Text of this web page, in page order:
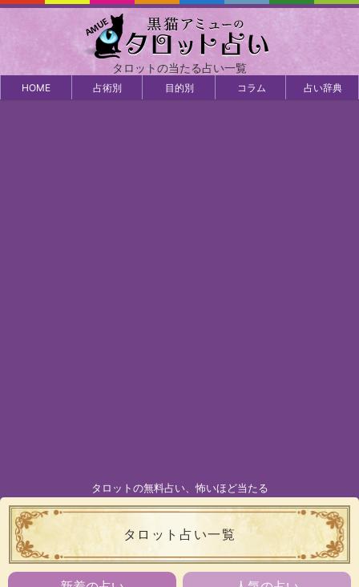
タロットの当たる占い一覧
HOME 占術別 目的別 コラム 占い辞典
タロットの無料占い、怖いほど当たる
タロット占い一覧